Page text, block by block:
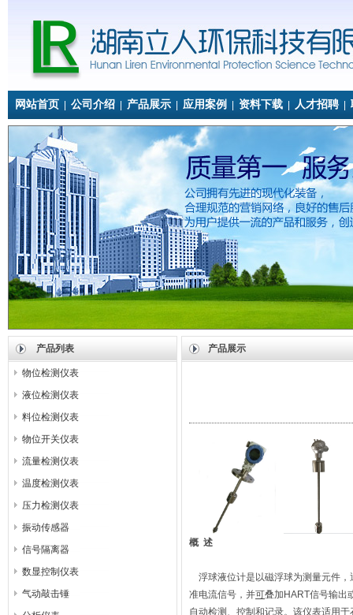
网站首页 公司介绍 产品展示 应用案例 资料下载 人才招聘
产品列表
物位检测仪表
液位检测仪表
料位检测仪表
物位开关仪表
流量检测仪表
温度检测仪表
压力检测仪表
振动传感器
信号隔离器
数显控制仪表
气动敲击锤
产品展示
概 述
浮球液位计是以磁浮球为测量元件，
准电流信号，并可叠加HART信号输出
自动检测、控制和记录。该仪表适用